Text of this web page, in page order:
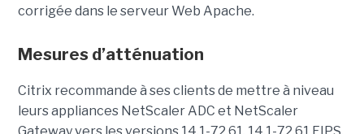
corrigée dans le serveur Web Apache.
Mesures d’atténuation
Citrix recommande à ses clients de mettre à niveau
leurs appliances NetScaler ADC et NetScaler